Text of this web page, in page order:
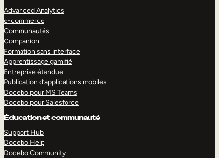
Advanced Analytics
e-commerce
Communautés
Companion
Formation sans interface
Apprentissage gamifié
Entreprise étendue
Publication d’applications mobiles
Docebo pour MS Teams
Docebo pour Salesforce
Éducation et communauté
Support Hub
Docebo Help
Docebo Community